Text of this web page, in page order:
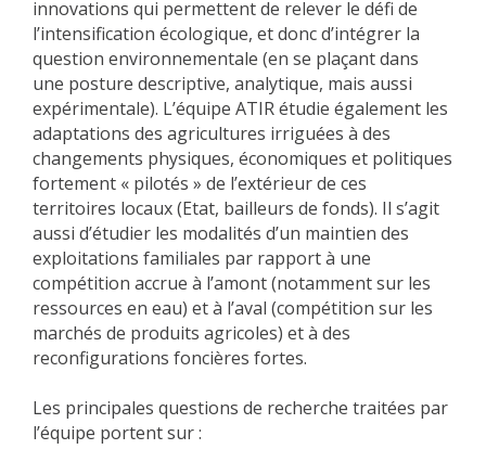
innovations qui permettent de relever le défi de
l’intensification écologique, et donc d’intégrer la
question environnementale (en se plaçant dans
une posture descriptive, analytique, mais aussi
expérimentale). L’équipe ATIR étudie également les
adaptations des agricultures irriguées à des
changements physiques, économiques et politiques
fortement « pilotés » de l’extérieur de ces
territoires locaux (Etat, bailleurs de fonds). Il s’agit
aussi d’étudier les modalités d’un maintien des
exploitations familiales par rapport à une
compétition accrue à l’amont (notamment sur les
ressources en eau) et à l’aval (compétition sur les
marchés de produits agricoles) et à des
reconfigurations foncières fortes.
Les principales questions de recherche traitées par
l’équipe portent sur :